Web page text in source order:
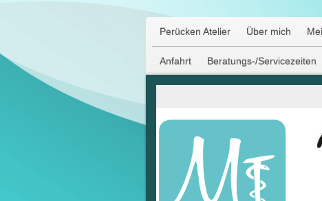
Perücken Atelier Über mich
Anfahrt Beratungs-/Servicezeiten